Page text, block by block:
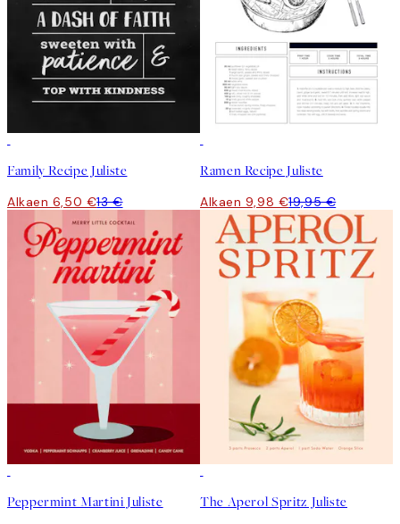
Family Recipe Juliste
Alkaen 6,50 €13 €
Ramen Recipe Juliste
Alkaen 9,98 €19,95 €
Peppermint Martini Juliste The Aperol Spritz Juliste